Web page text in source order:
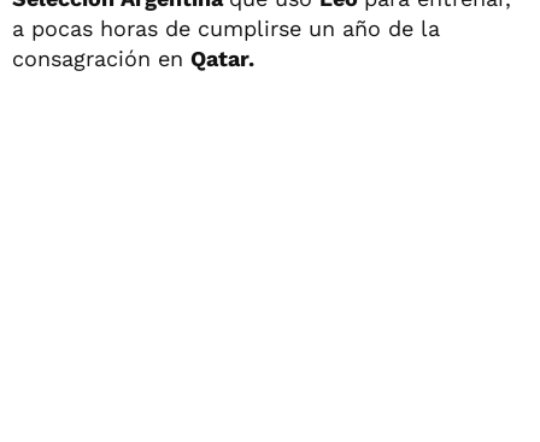
a pocas horas de cumplirse un año de la
consagración en Qatar.